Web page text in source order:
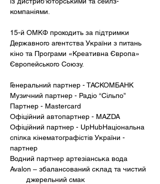
компаніями.
15-й ОМКФ проходить за підтримки
Державного агентства України з питань
кіно та Програми «Креативна Європа»
Європейського Союзу.
Генеральний партнер - ТАСКОМБАНК
Музичний партнер - Радіо “Сільпо”
Партнер - Mastercard
Офіційний автопартнер - MAZDA
Офіційний партнер - UpHubНаціональна
спілка кінематографістів України -
партнер
Водний партнер артезіанська вода
Avalon – збалансований склад та чистий
джерельний смак